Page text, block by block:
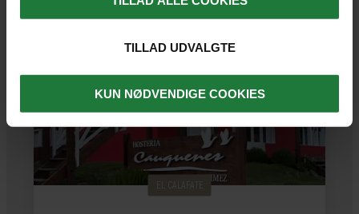
TILLAD UDVALGTE
KUN NØDVENDIGE COOKIES
EL CALAFATE